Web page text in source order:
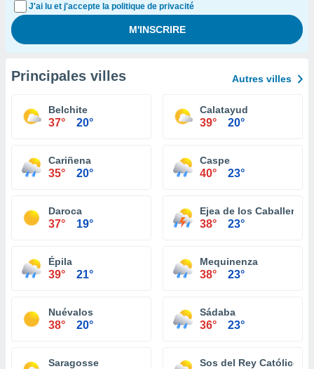
J'ai lu et j'accepte la politique de privacité
Principales villes Autres villes
Belchite
37° 20°
Calatayud
39° 20°
Cariñena
35° 20°
Caspe
40° 23°
Daroca
37° 19°
Ejea de los Caballeros
38° 23°
Épila
39° 21°
Mequinenza
38° 23°
Nuévalos
38° 20°
Sádaba
36° 23°
Saragosse Sos del Rey Católico